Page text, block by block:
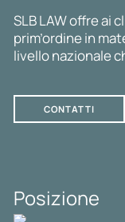
SLB LAW offre ai
prim’ordine in
livello nazionale
CONTATTI
Posizione